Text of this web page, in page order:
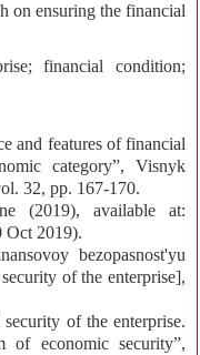
on ensuring the financial
financial condition;
and features of financial
category”, Visnyk
32, рр. 167-170.
(2019), available at:
Oct 2019).
bezopasnost'yu
of the enterprise],
of the enterprise.
of economic security”,